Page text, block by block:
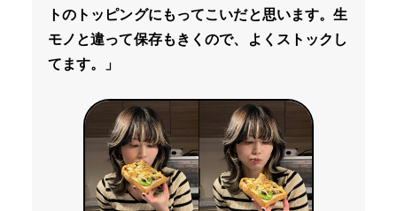
トのトッピングにもってこいだと思います。生
モノと違って保存もきくので、よくストックし
てます。」